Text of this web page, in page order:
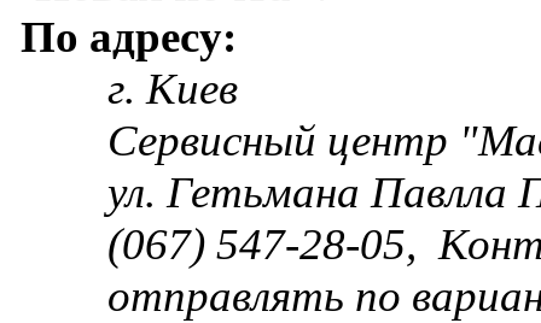
По адресу:
г. Киев
Сервисный центр
ул. Гетьмана Павлла
(067) 547-28-05,
отправлять по